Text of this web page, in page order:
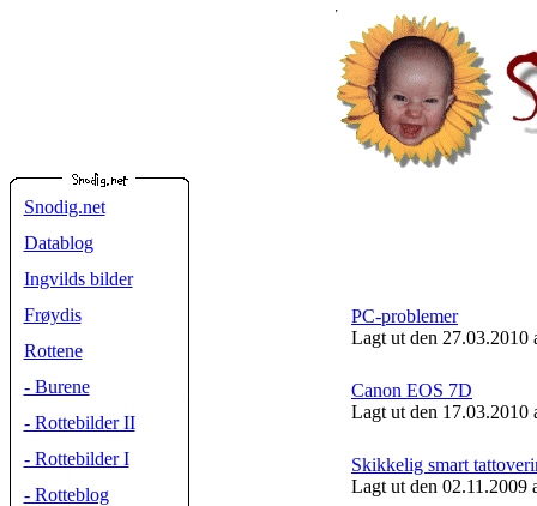
Snodig.net
Datablog
Ingvilds bilder
Frøydis
Rottene
- Burene
- Rottebilder II
- Rottebilder I
- Rotteblog
PC-problemer
Lagt ut den 27.03.2010
Canon EOS 7D
Lagt ut den 17.03.2010
Skikkelig smart
Lagt ut den 02.11.2009